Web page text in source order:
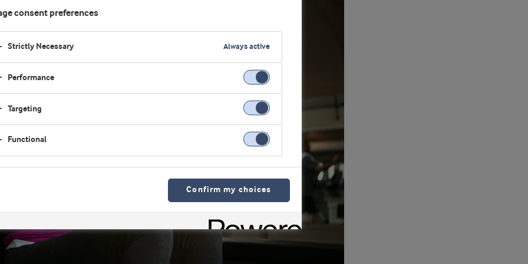
consent preferences
Strictly Necessary Always active
Performance
Targeting
Functional
Confirm my choices